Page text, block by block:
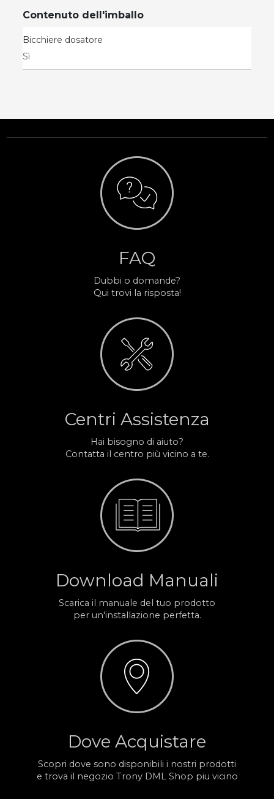
Contenuto dell'imballo
Bicchiere dosatore
Sì
FAQ
Dubbi o domande?
Qui trovi la risposta!
Centri Assistenza
Hai bisogno di aiuto?
Contatta il centro più vicino a te.
Download Manuali
Scarica il manuale del tuo prodotto
per un'installazione perfetta.
Dove Acquistare
Scopri dove sono disponibili i nostri prodotti
e trova il negozio Trony DML Shop piu vicino